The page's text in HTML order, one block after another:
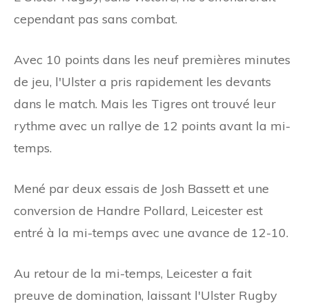
cependant pas sans combat.
Avec 10 points dans les neuf premières minutes
de jeu, l'Ulster a pris rapidement les devants
dans le match. Mais les Tigres ont trouvé leur
rythme avec un rallye de 12 points avant la mi-
temps.
Mené par deux essais de Josh Bassett et une
conversion de Handre Pollard, Leicester est
entré à la mi-temps avec une avance de 12-10.
Au retour de la mi-temps, Leicester a fait
preuve de domination, laissant l'Ulster Rugby